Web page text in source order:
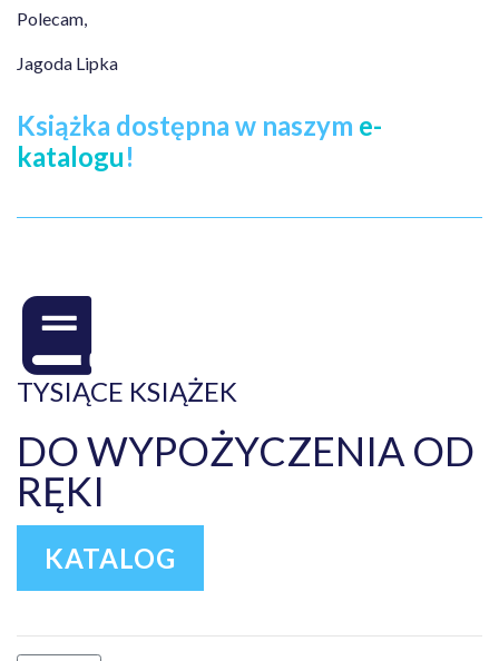
Polecam,
Jagoda Lipka
Książka dostępna w naszym e-
katalogu!
TYSIĄCE KSIĄŻEK
DO WYPOŻYCZENIA OD
RĘKI
KATALOG